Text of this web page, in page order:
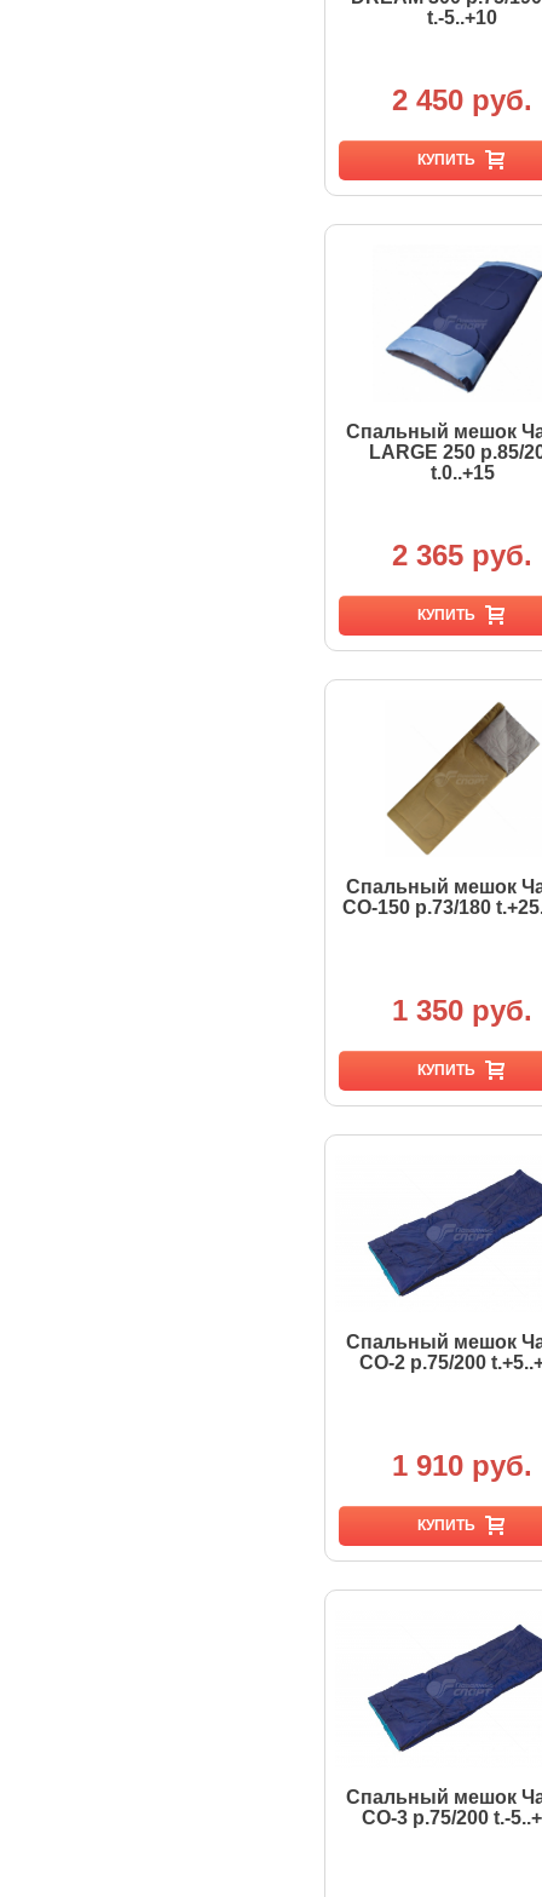
t.-5..+10
2 450 руб.
КУПИТЬ
Спальный мешок
LARGE 250 р.85/
t.0..+15
2 365 руб.
КУПИТЬ
Спальный мешок
СО-150 р.73/180
1 350 руб.
КУПИТЬ
Спальный мешок
СО-2 р.75/200
1 910 руб.
КУПИТЬ
Спальный мешок
СО-3 р.75/200 t.-